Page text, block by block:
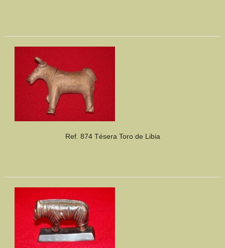
Ref. 874 Tésera Toro de Libia